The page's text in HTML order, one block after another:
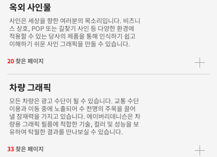
옥외 사인물
사인은 세상을 향한 여러분의 목소리입니다. 비즈니
스 상호, POP 또는 길찾기 사인 등 다양한 환경에
적용할 수 있는 당사의 제품을 통해 인식하기 쉽고
이해하기 쉬운 사인 그래픽을 만들 수 있습니다.
20찾은 페이지
차량 그래픽
모든 차량은 광고 수단이 될 수 있습니다. 교통 수단
이용과 이동 중에 노출되어 수 천명의 주목을 끌어
낼 잠재력을 가지고 있습니다. 에이버리데니슨은 차
량용 그래픽 필름에 적합한 기술, 컬러 및 성능을 보
유하여 탁월한 결과를 만나보실 수 있습니다.
33찾은 페이지